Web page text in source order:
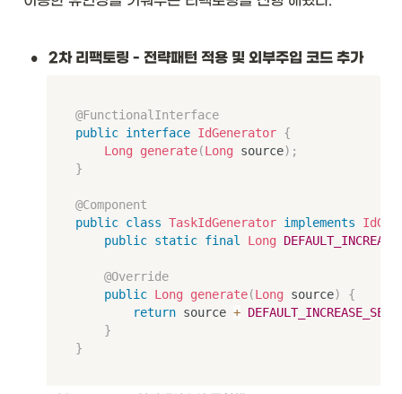
제
• 2차 리팩토링 - 전략패턴 적용 및 외부주입 코드 추가
@FunctionalInterface
public interface IdGenerator {
Long
generate(Long source) ;
}
@Component
public class TaskIdGenerator implements
public static final Long
@Override
public Long generate(Long source)
{
return source +
}
}